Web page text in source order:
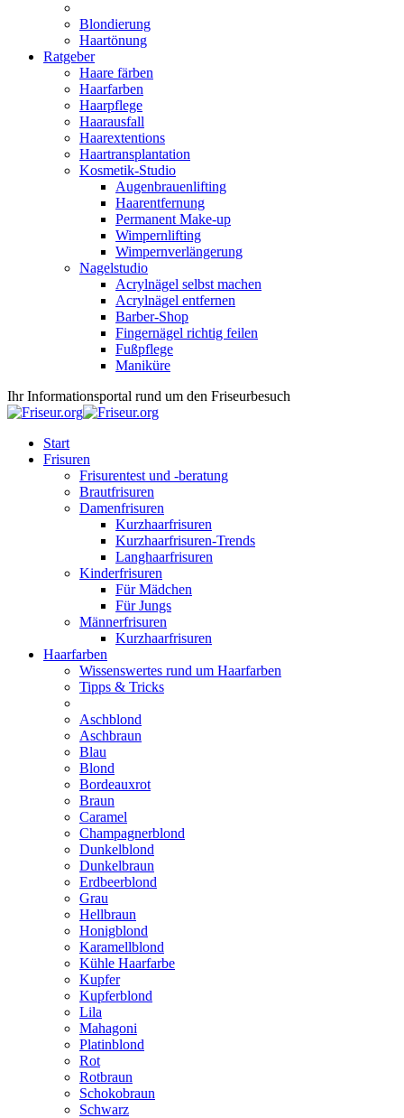
Blondierung
Haartönung
Ratgeber
Haare färben
Haarfarben
Haarpflege
Haarausfall
Haarextentions
Haartransplantation
Kosmetik-Studio
Augenbrauenlifting
Haarentfernung
Permanent Make-up
Wimpernlifting
Wimpernverlängerung
Nagelstudio
Acrylnägel selbst machen
Acrylnägel entfernen
Barber-Shop
Fingernägel richtig feilen
Fußpflege
Maniküre
Ihr Informationsportal rund um den Friseurbesuch
Start
Frisuren
Frisurentest und -beratung
Brautfrisuren
Damenfrisuren
Kurzhaarfrisuren
Kurzhaarfrisuren-Trends
Langhaarfrisuren
Kinderfrisuren
Für Mädchen
Für Jungs
Männerfrisuren
Kurzhaarfrisuren
Haarfarben
Wissenswertes rund um Haarfarben
Tipps & Tricks
Aschblond
Aschbraun
Blau
Blond
Bordeauxrot
Braun
Caramel
Champagnerblond
Dunkelblond
Dunkelbraun
Erdbeerblond
Grau
Hellbraun
Honigblond
Karamellblond
Kühle Haarfarbe
Kupfer
Kupferblond
Lila
Mahagoni
Platinblond
Rot
Rotbraun
Schokobraun
Schwarz